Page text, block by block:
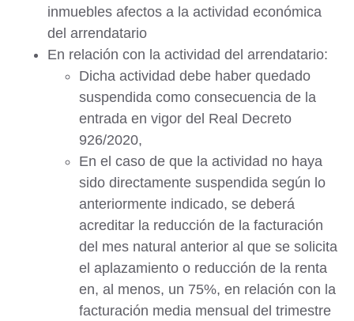
inmuebles afectos a la actividad económica
del arrendatario
En relación con la actividad del arrendatario:
Dicha actividad debe haber quedado
suspendida como consecuencia de la
entrada en vigor del Real Decreto
926/2020,
En el caso de que la actividad no haya
sido directamente suspendida según lo
anteriormente indicado, se deberá
acreditar la reducción de la facturación
del mes natural anterior al que se solicita
el aplazamiento o reducción de la renta
en, al menos, un 75%, en relación con la
facturación media mensual del trimestre